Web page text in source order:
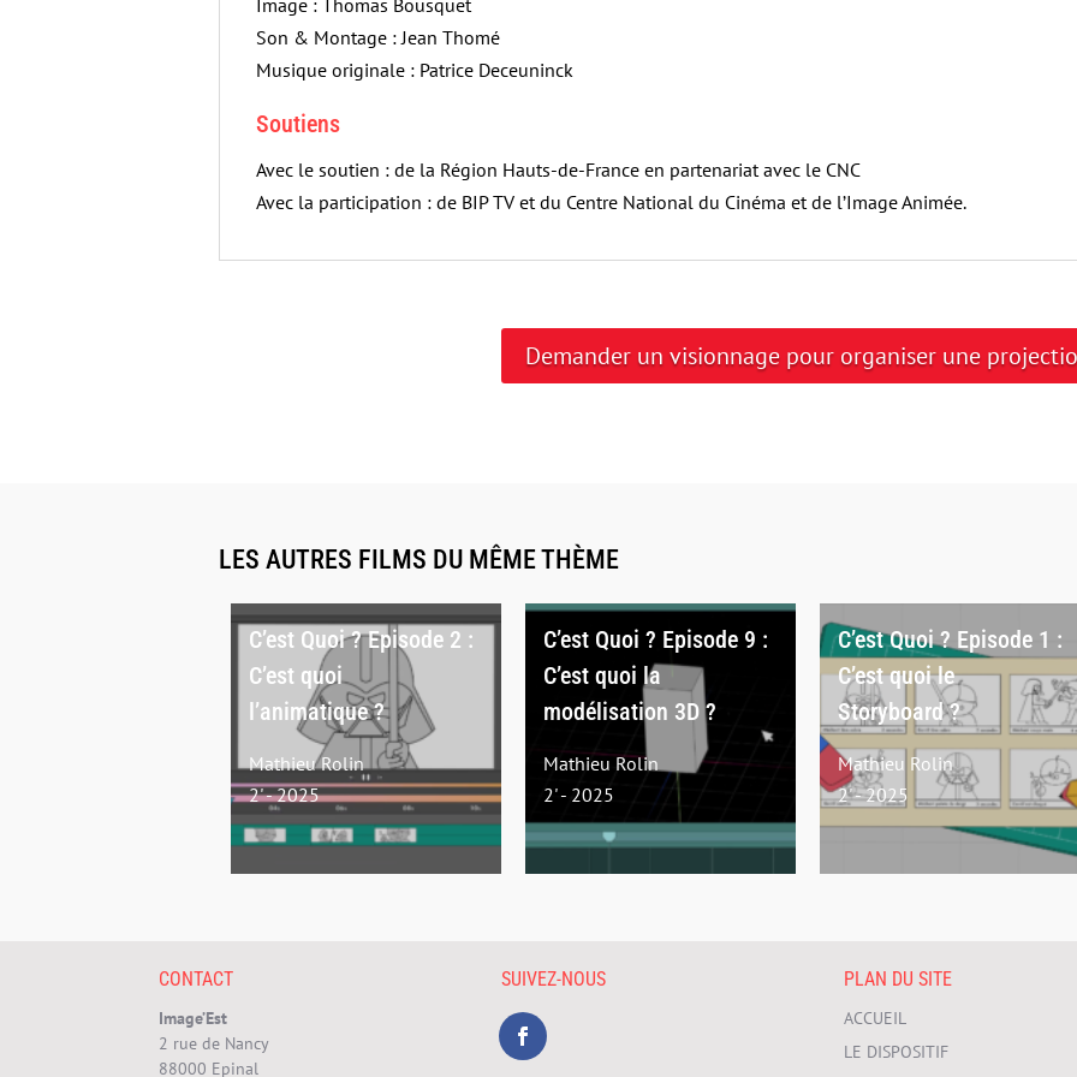
Image : Thomas Bousquet
Son & Montage : Jean Thomé
Musique originale : Patrice Deceuninck
Soutiens
Avec le soutien : de la Région Hauts-de-France en partenariat avec le CNC
Avec la participation : de BIP TV et du Centre National du Cinéma et de l’Image Animée.
Demander un visionnage pour organiser une
LES AUTRES FILMS DU MÊME THÈME
C’est Quoi ? Episode 2 :
C’est quoi
l’animatique ?
Mathieu Rolin
2' - 2025
C’est Quoi ? Episode 9 :
C’est quoi la
modélisation 3D ?
Mathieu Rolin
2' - 2025
C’est Quoi ? Episode 1 :
C’est quoi le
Storyboard ?
Mathieu Rolin
2' - 2025
CONTACT
Image’Est
2 rue de Nancy
88000 Epinal
SUIVEZ-NOUS PLAN DU SITE
ACCUEIL
LE DISPOSITIF